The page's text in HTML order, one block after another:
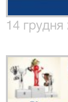
14 грудня